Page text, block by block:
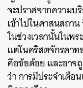
จะปราศจากความบ
เข้าไปในศาสนสถา
ในช่วงเวลานั้นในพ
แต่ในคริสตจักรคา
คือข้อด้อย และอาจ
ว่า การมีประจำเดื